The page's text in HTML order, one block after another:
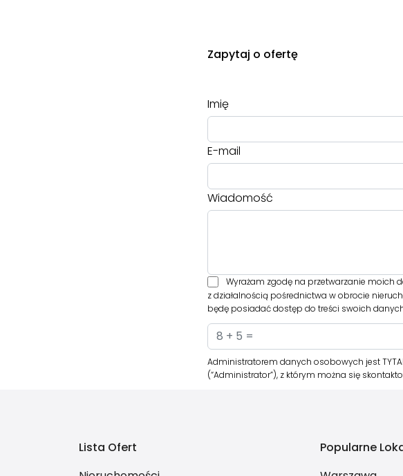
Zapytaj o ofertę
Imię
E-mail
Wiadomość
Wyrażam zgodę na przetwarzanie moich
z działalnością pośrednictwa w obrocie
będę posiadać dostęp do treści swoich
Administratorem danych osobowych jest
(“Administrator”), z którym można się
Lista Ofert
Popularne